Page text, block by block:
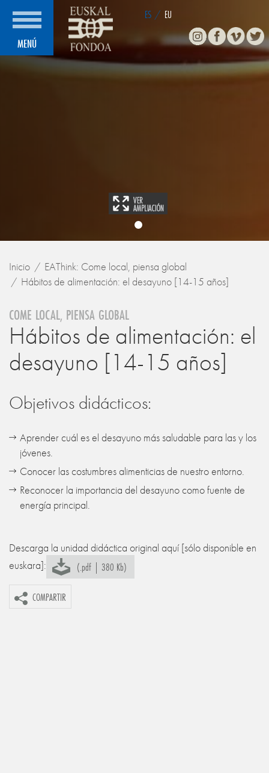
MENÚ
ES / EU
Inicio
EAThink: Come local, piensa global
Hábitos de alimentación: el desayuno [14-15 años]
COME LOCAL, PIENSA GLOBAL
Hábitos de alimentación: el
desayuno [14-15 años]
Objetivos didácticos:
Aprender cuál es el desayuno más saludable para las y los
jóvenes.
Conocer las costumbres alimenticias de nuestro entorno.
Reconocer la importancia del desayuno como fuente de
energía principal.
Descarga la unidad didáctica original aquí [sólo disponible en
euskara]:
(.pdf | 380 Kb)
COMPARTIR